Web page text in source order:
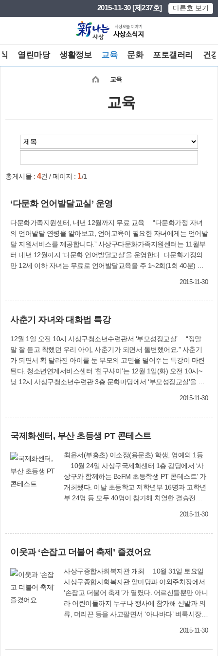
2015-11-30 [제237호] 다른호 보기
열린마당 생활정보 교육 문화 포토갤러리 건
교육
교육
총게시물 : 4건 / 페이지 : 1/1
‘다문화 언어발달교실’ 운영
다문화가족지원센터, 내년 12월까지 무료 교육 “다문화가정 자녀
의 언어발달 연령을 알아보고, 언어교육이 필요한 자녀에게는 언어발
달 지원서비스를 제공합니다.” 사상구다문화가족지원센터는 11월부
터 내년 12월까지 ‘다문화 언어발달교실’을 운영한다. 다문화가정의
만 12세 이하 자녀는 무료로 언어발달교육을 주 1~2회(1회 40분) 받
가족지원센터(☎328-1001, 사상구 가야대로196번길 51 다누림센터
2015-11-30
사춘기 자녀와 대화법 특강
12월 1일 오전 10시 사상구청소년수련관서 ‘부모성장교실’ “정말
말 잘 듣고 착했던 우리 아이, 사춘기가 되면서 돌변했어요.” 사춘기
가 되면서 확 달라진 아이를 둔 부모의 고민을 덜어주는 특강이 마련
된다. 청소년연계서비스센터 ‘친구사이’는 12월 1일(화) 오전 10시~
낮 12시 사상구청소년수련관 3층 문화마당에서 ‘부모성장교실’을 진
7942)로 신청하면 된다. 선착순 30명.
2015-11-30
국제화센터, 부산 초등생 PT 콘테스트
최윤서(부흥초) 이소정(용문초) 학생, 영예의 1등
10월 24일 사상구국제화센터 1층 강당에서 ‘사
상구와 함께하는 BeFM 초등학생 PT 콘테스트’ 가
개최됐다. 이날 초등학교 저학년부 16명과 고학년
부 24명 등 모두 40명이 참가해 치열한 결승전을
정원(분포초).양화영(온천초).제현서(센텀초) 학생
등의 성적을 각각 거두었다. 저학년부는 사상구청
장상과 트로피, 고학년부는 재단법인 부산영어방
송 이사장상과 트로피가 수여됐다. 한편 이 행사는
사상구와 부산영어방송국, 국제화센터가 함께 개
최했다. 문화교육홍보과(☎310-4922)사상구국제
2015-11-30
이웃과 ‘손잡고 더불어 축제’ 즐겼어요
사상구종합사회복지관 개최 10월 31일 토요일
사상구종합사회복지관 앞마당과 야외주차장에서
‘손잡고 더불어 축제’가 열렸다. 어르신들뿐만 아니
라 어린이들까지 누구나 행사에 참가해 신발과 의
류, 머리끈 등을 사고팔면서 ‘아나바다’ 벼룩시장을
2015-11-30